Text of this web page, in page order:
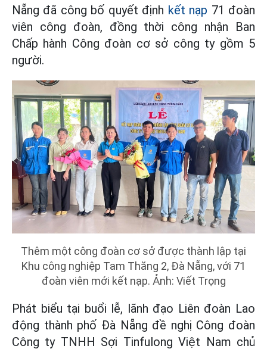
Nẵng đã công bố quyết định kết nạp 71 đoàn
viên công đoàn, đồng thời công nhận Ban
Chấp hành Công đoàn cơ sở công ty gồm 5
người.
Thêm một công đoàn cơ sở được thành lập tại
Khu công nghiệp Tam Thăng 2, Đà Nẵng, với 71
đoàn viên mới kết nạp. Ảnh: Viết Trọng
Phát biểu tại buổi lễ, lãnh đạo Liên đoàn Lao
động thành phố Đà Nẵng đề nghị Công đoàn
Công ty TNHH Sợi Tinfulong Việt Nam chủ